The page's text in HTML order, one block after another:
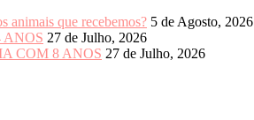
animais que recebemos? 5 de Agosto, 2026
ANOS 27 de Julho, 2026
COM 8 ANOS 27 de Julho, 2026